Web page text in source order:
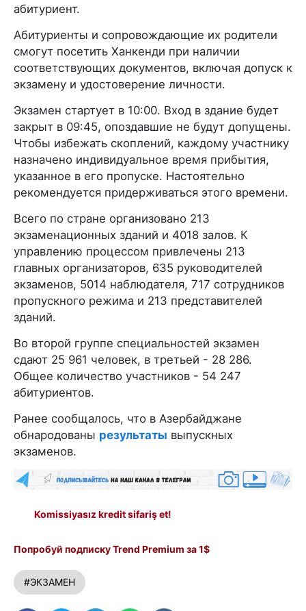
абитуриент.
Абитуриенты и сопровождающие их родители
смогут посетить Ханкенди при наличии
соответствующих документов, включая допуск к
экзамену и удостоверение личности.
Экзамен стартует в 10:00. Вход в здание будет
закрыт в 09:45, опоздавшие не будут допущены.
Чтобы избежать скоплений, каждому участнику
назначено индивидуальное время прибытия,
указанное в его пропуске. Настоятельно
рекомендуется придерживаться этого времени.
Всего по стране организовано 213
экзаменационных зданий и 4018 залов. К
управлению процессом привлечены 213
главных организаторов, 635 руководителей
экзаменов, 5014 наблюдателя, 717 сотрудников
пропускного режима и 213 представителей
зданий.
Во второй группе специальностей экзамен
сдают 25 961 человек, в третьей - 28 286.
Общее количество участников - 54 247
абитуриентов.
Ранее сообщалось, что в Азербайджане
обнародованы результаты выпускных
экзаменов.
Komissiyasız kredit sifariş et!
Попробуй подписку Trend Premium за 1$
#ЭКЗАМЕН